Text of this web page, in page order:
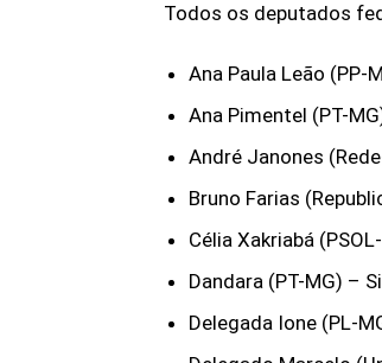
Todos os deputados
Ana Paula Leão (PP-
Ana Pimentel (PT-
André Janones
Bruno Farias
Célia Xakriabá
Dandara (PT-MG) –
Delegada Ione (PL-